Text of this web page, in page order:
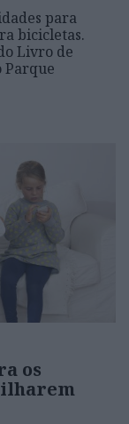
para
bicicletas.
Livro de
Parque
os